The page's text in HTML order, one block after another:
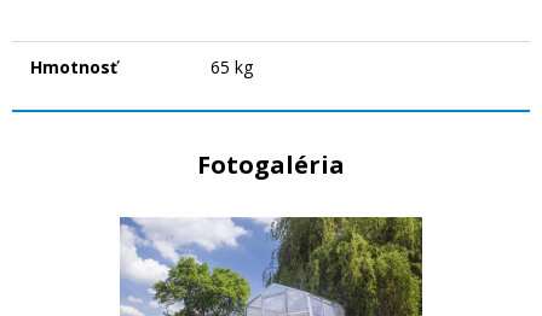
Hmotnosť 65 kg
Fotogaléria